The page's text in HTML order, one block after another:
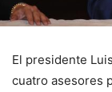
El presidente
cuatro asesores